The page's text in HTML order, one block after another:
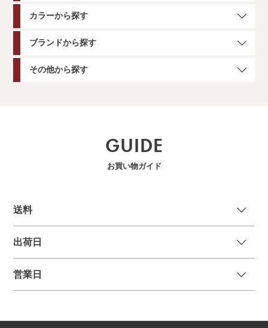
カラーから探す
ブランドから探す
その他から探す
GUIDE
お買い物ガイド
送料
出荷日
営業日